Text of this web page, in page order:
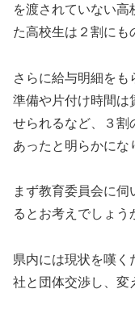
を渡されていない高
た高校生は２割にも
さらに給与明細をも
準備や片付け時間は
せられるなど、３割
あったと明らかにな
まず教育委員会に
るとお考えでしょう
県内には現状を嘆く
社と団体交渉し、変